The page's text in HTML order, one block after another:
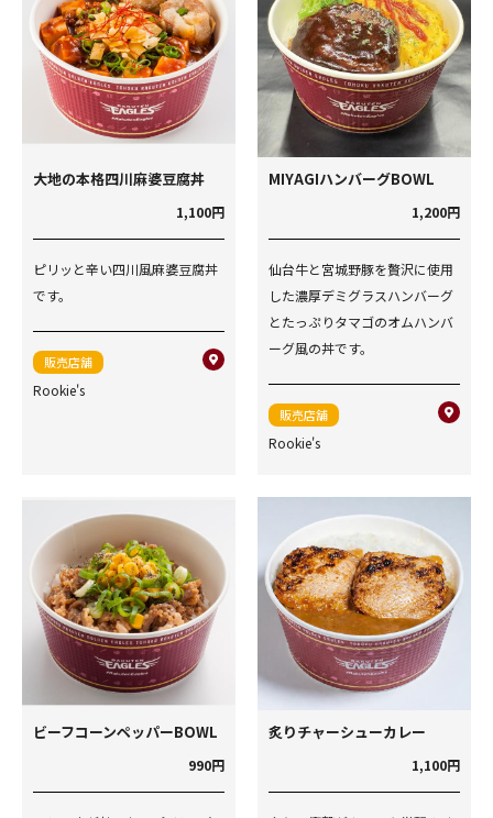
大地の本格四川麻婆豆腐丼
1,100円
ピリッと辛い四川風麻婆豆腐丼
です。
販売店舗
Rookie's
MIYAGIハンバーグBOWL
1,200円
仙台牛と宮城野豚を贅沢に使用
した濃厚デミグラスハンバーグ
とたっぷりタマゴのオムハンバ
ーグ風の丼です。
販売店舗
Rookie's
ビーフコーンペッパーBOWL
990円
炙りチャーシューカレー
1,100円